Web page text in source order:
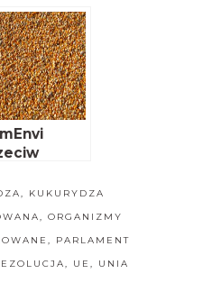
roku
, KUKURYDZA
,ORGANIZMY
, PARLAMENT
, UE, UNIA